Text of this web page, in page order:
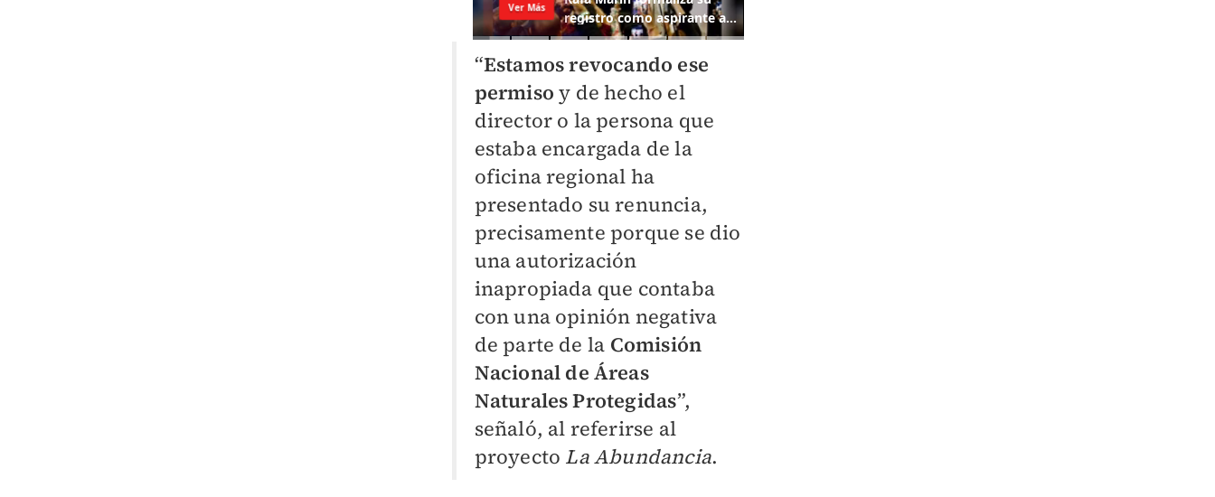
“Estamos revocando ese
permiso y de hecho el
director o la persona que
estaba encargada de la
oficina regional ha
presentado su renuncia,
precisamente porque se dio
una autorización
inapropiada que contaba
con una opinión negativa
de parte de la Comisión
Nacional de Áreas
Naturales Protegidas”,
señaló, al referirse al
proyecto La Abundancia.